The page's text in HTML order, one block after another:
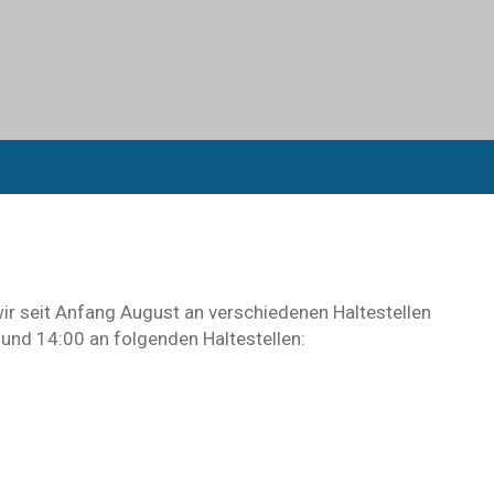
seit Anfang August an verschiedenen Haltestellen
14:00 an folgenden Haltestellen: